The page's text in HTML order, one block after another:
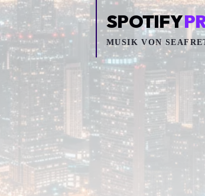
SPOTIFY
MUSIK VON